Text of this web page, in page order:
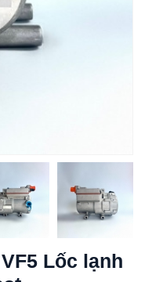
Lốc lạnh